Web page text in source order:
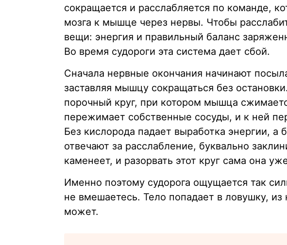
сокращается и расслабляется по команде,
мозга к мышце через нервы. Чтобы
вещи: энергия и правильный баланс
Во время судороги эта система дает сбой.
Сначала нервные окончания начинают
заставляя мышцу сокращаться без
порочный круг, при котором мышца
пережимает собственные сосуды, и к ней
Без кислорода падает выработка энергии, а
отвечают за расслабление, буквально
каменеет, и разорвать этот круг сама она
Именно поэтому судорога ощущается так
не вмешаетесь. Тело попадает в ловушку, из
может.